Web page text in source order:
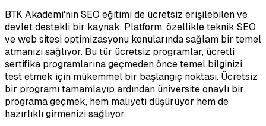
BTK Akademi'nin SEO eğitimi de ücretsiz erişilebilen ve
devlet destekli bir kaynak. Platform, özellikle teknik SEO
ve web sitesi optimizasyonu konularında sağlam bir temel
atmanızı sağlıyor. Bu tür ücretsiz programlar, ücretli
sertifika programlarına geçmeden önce temel bilginizi
test etmek için mükemmel bir başlangıç noktası. Ücretsiz
bir programı tamamlayıp ardından üniversite onaylı bir
programa geçmek, hem maliyeti düşürüyor hem de
hazırlıklı girmenizi sağlıyor.